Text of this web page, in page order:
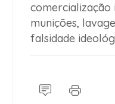
comercialização
munições,
falsidade